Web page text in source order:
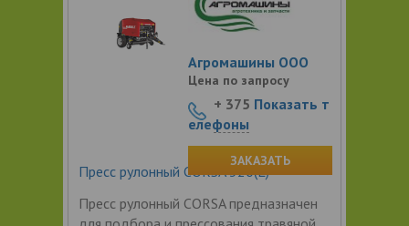
Пресс рулонный CORSA 320(L)
Пресс рулонный CORSA предназначен
Агромашины ООО
Цена по запросу
+ 375 Показать т
елефоны
ЗАКАЗАТЬ